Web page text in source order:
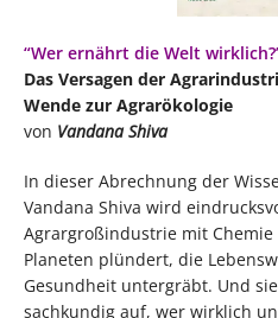
“Wer ernährt die Welt
Das Versagen der
Wende zur Agrarökologie
von Vandana Shiva
In dieser Abrechnung der
Vandana Shiva wird
Agrargroßindustrie mit
Planeten plündert, die
Gesundheit untergräbt. Und
sachkundig auf, wer wirklich